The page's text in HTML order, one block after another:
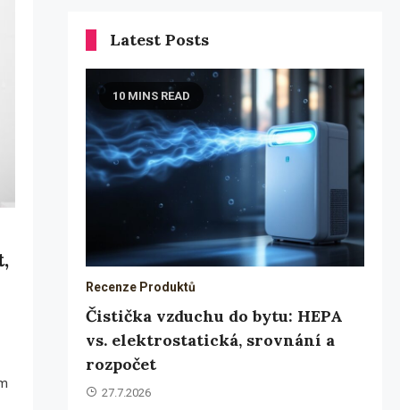
Latest Posts
10 MINS READ
Recenze Produktů
Čistička vzduchu do bytu: HEPA
vs. elektrostatická, srovnání a
rozpočet
27.7.2026